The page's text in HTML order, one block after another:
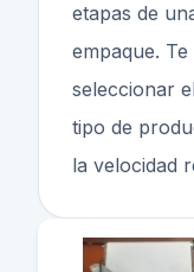
etapas de
empaque.
seleccionar
tipo de
la velocidad